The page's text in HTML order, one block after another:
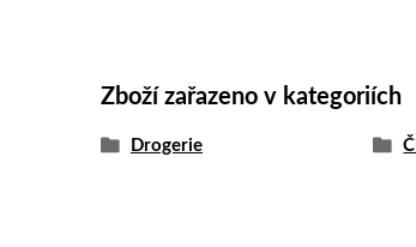
Zboží zařazeno v kategoriích
Drogerie